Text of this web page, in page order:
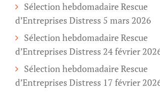
Sélection hebdomadaire Rescue
d’Entreprises Distress 5 mars 2026
Sélection hebdomadaire Rescue
d’Entreprises Distress 24 février
Sélection hebdomadaire Rescue
d’Entreprises Distress 17 février